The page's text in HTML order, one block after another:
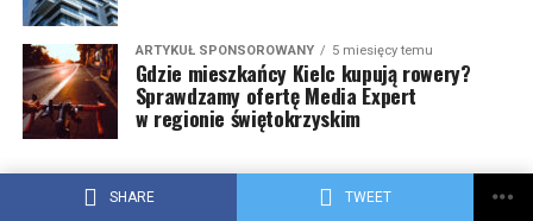
SHARE TWEET
ARTYKUŁ SPONSOROWANY 5 miesięcy temu
Gdzie mieszkańcy Kielc kupują rowery?
Sprawdzamy ofertę Media Expert
w regionie świętokrzyskim
POPULARNE ARTYKUŁY